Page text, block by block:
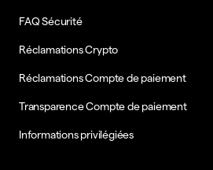
FAQ Sécurité
Réclamations Crypto
Réclamations Compte de paiement
Transparence Compte de paiement
Informations privilégiées